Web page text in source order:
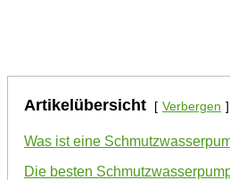
Artikelübersicht Verbergen
Was ist eine
Die besten